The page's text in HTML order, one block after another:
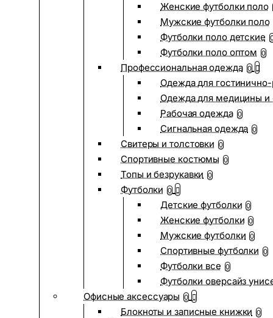
Женские футболки поло
Мужские футболки поло
Футболки поло детские
Футболки поло оптом 0
Профессиональная одежда 0
Одежда для
Одежда для медицины и
Рабочая одежда 0
Сигнальная одежда 0
Свитеры и толстовки 0
Спортивные костюмы 0
Топы и безрукавки 0
Футболки 0
Детские футболки 0
Женские футболки 0
Мужские футболки 0
Спортивные футболки 0
Футболки все 0
Футболки оверсайз
Офисные аксессуары 0
Блокноты и записные книжки 0